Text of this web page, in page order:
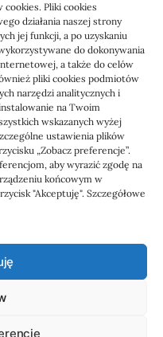
Pliki cookies
działania naszej strony
jej funkcji, a po uzyskaniu
do dokonywania
a także do celów
pliki cookies podmiotów
narzędzi analitycznych i
na Twoim
wskazanych wyżej
ustawienia plików
„Zobacz preferencje”.
aby wyrazić zgodę na
końcowym w
"Akceptuję". Szczegółowe
biuro
biuro rachunkowe